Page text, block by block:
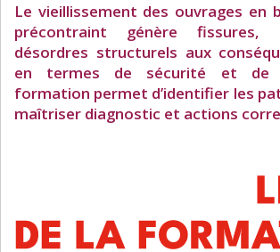
Le vieillissement des ouvrages en
précontraint génère fissures,
désordres structurels aux
en termes de sécurité et de
formation permet d’identifier les
maîtriser diagnostic et actions